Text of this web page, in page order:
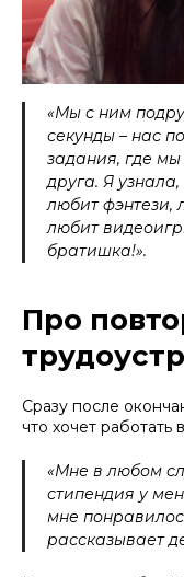
«Мы с ним
секунды – нас
задания, где
друга. Я
любит фэнтези,
любит
братишка!».
Про
Сразу после
что хочет
«Мне в любом
стипендия у
мне
рассказывает